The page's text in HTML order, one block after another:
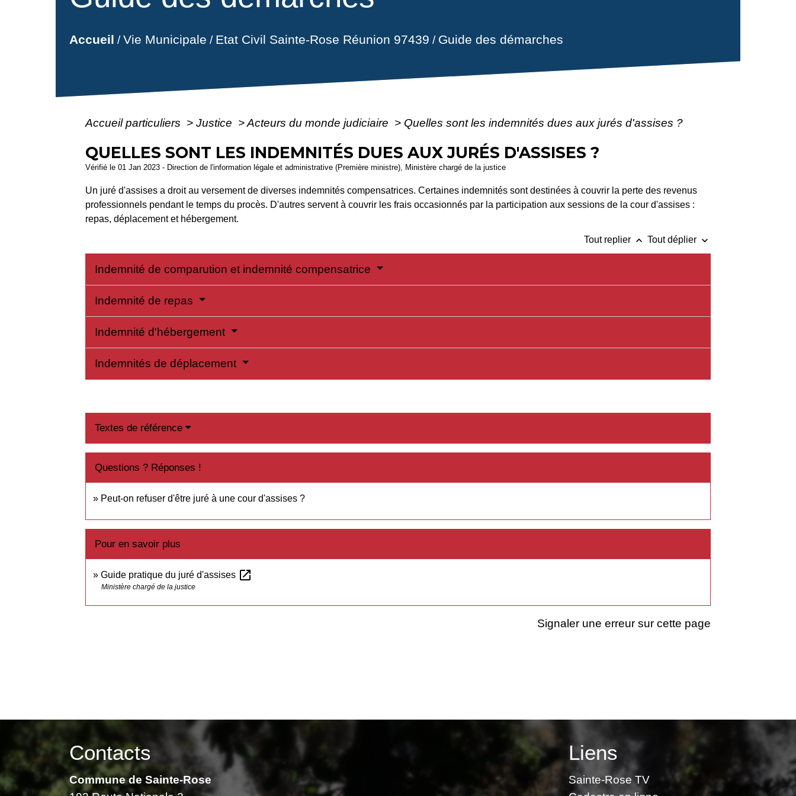
Accueil /Vie Municipale / Etat Civil Sainte-Rose Réunion 97439 / Guide des démarches
Accueil particuliers > Justice >Acteurs du monde judiciaire > Quelles sont les indemnités dues aux jurés d'assises ?
QUELLES SONT LES INDEMNITÉS DUES AUX JURÉS D'ASSISES ?
Vérifié le 01 Jan 2023 - Direction de l'information légale et administrative (Première ministre), Ministère chargé de la justice
Un juré d'assises a droit au versement de diverses indemnités compensatrices. Certaines indemnités sont destinées à couvrir la perte des revenus
professionnels pendant le temps du procès. D'autres servent à couvrir les frais occasionnés par la participation aux sessions de la cour d'assises :
repas, déplacement et hébergement.
Tout replier keyboard_arrow_up Tout déplier keyboard_arrow_down
Indemnité de comparution et indemnité compensatrice
Indemnité de repas
Indemnité d'hébergement
Indemnités de déplacement
Textes de référence
Questions ? Réponses !
Peut-on refuser d'être juré à une cour d'assises ?
Pour en savoir plus
Guide pratique du juré d'assises open_in_new
Ministère chargé de la justice
Signaler une erreur sur cette page
Contacts
Commune de Sainte-Rose
Liens
Sainte-Rose TV